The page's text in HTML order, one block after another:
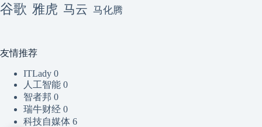
谷歌 雅虎 马云 马化腾
友情推荐
ITLady 0
人工智能 0
智者邦 0
瑞牛财经 0
科技自媒体 6